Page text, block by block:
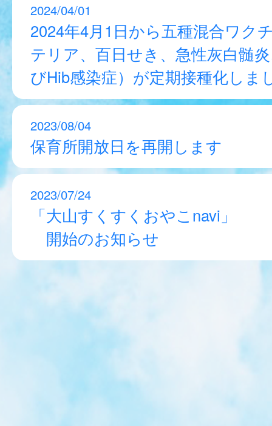
2024/04/01
2024年4月1日から五種混合ワク
テリア、百日せき、急性灰白髄
びHib感染症）が定期接種化しま
2023/08/04
保育所開放日を再開します
2023/07/24
「大山すくすくおやこnavi」
開始のお知らせ